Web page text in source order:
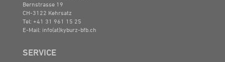
Bernstrasse 19
CH-3122 Kehrsatz
Tel: +41 31 961 15 25
E-Mail: info(at)kyburz-bfb.ch
SERVICE